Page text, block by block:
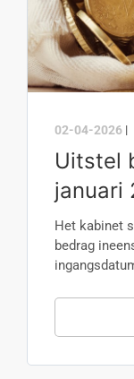
02-04-2026 |
Uitstel
januari
Het kabinet
bedrag